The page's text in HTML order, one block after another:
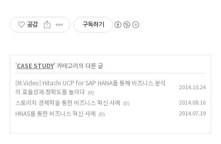
공감 구독하기
'CASE STUDY' 카테고리의 다른 글
[M.Video] Hitachi UCP for SAP HANA를 통해 비즈니스 분석
의 효율성과 정확도를 높이다 (0)
2014.10.24
스토리지 경제학을 통한 비즈니스 혁신 사례 (0) 2014.08.16
HNAS를 통한 비즈니스 혁신 사례 (0) 2014.07.19